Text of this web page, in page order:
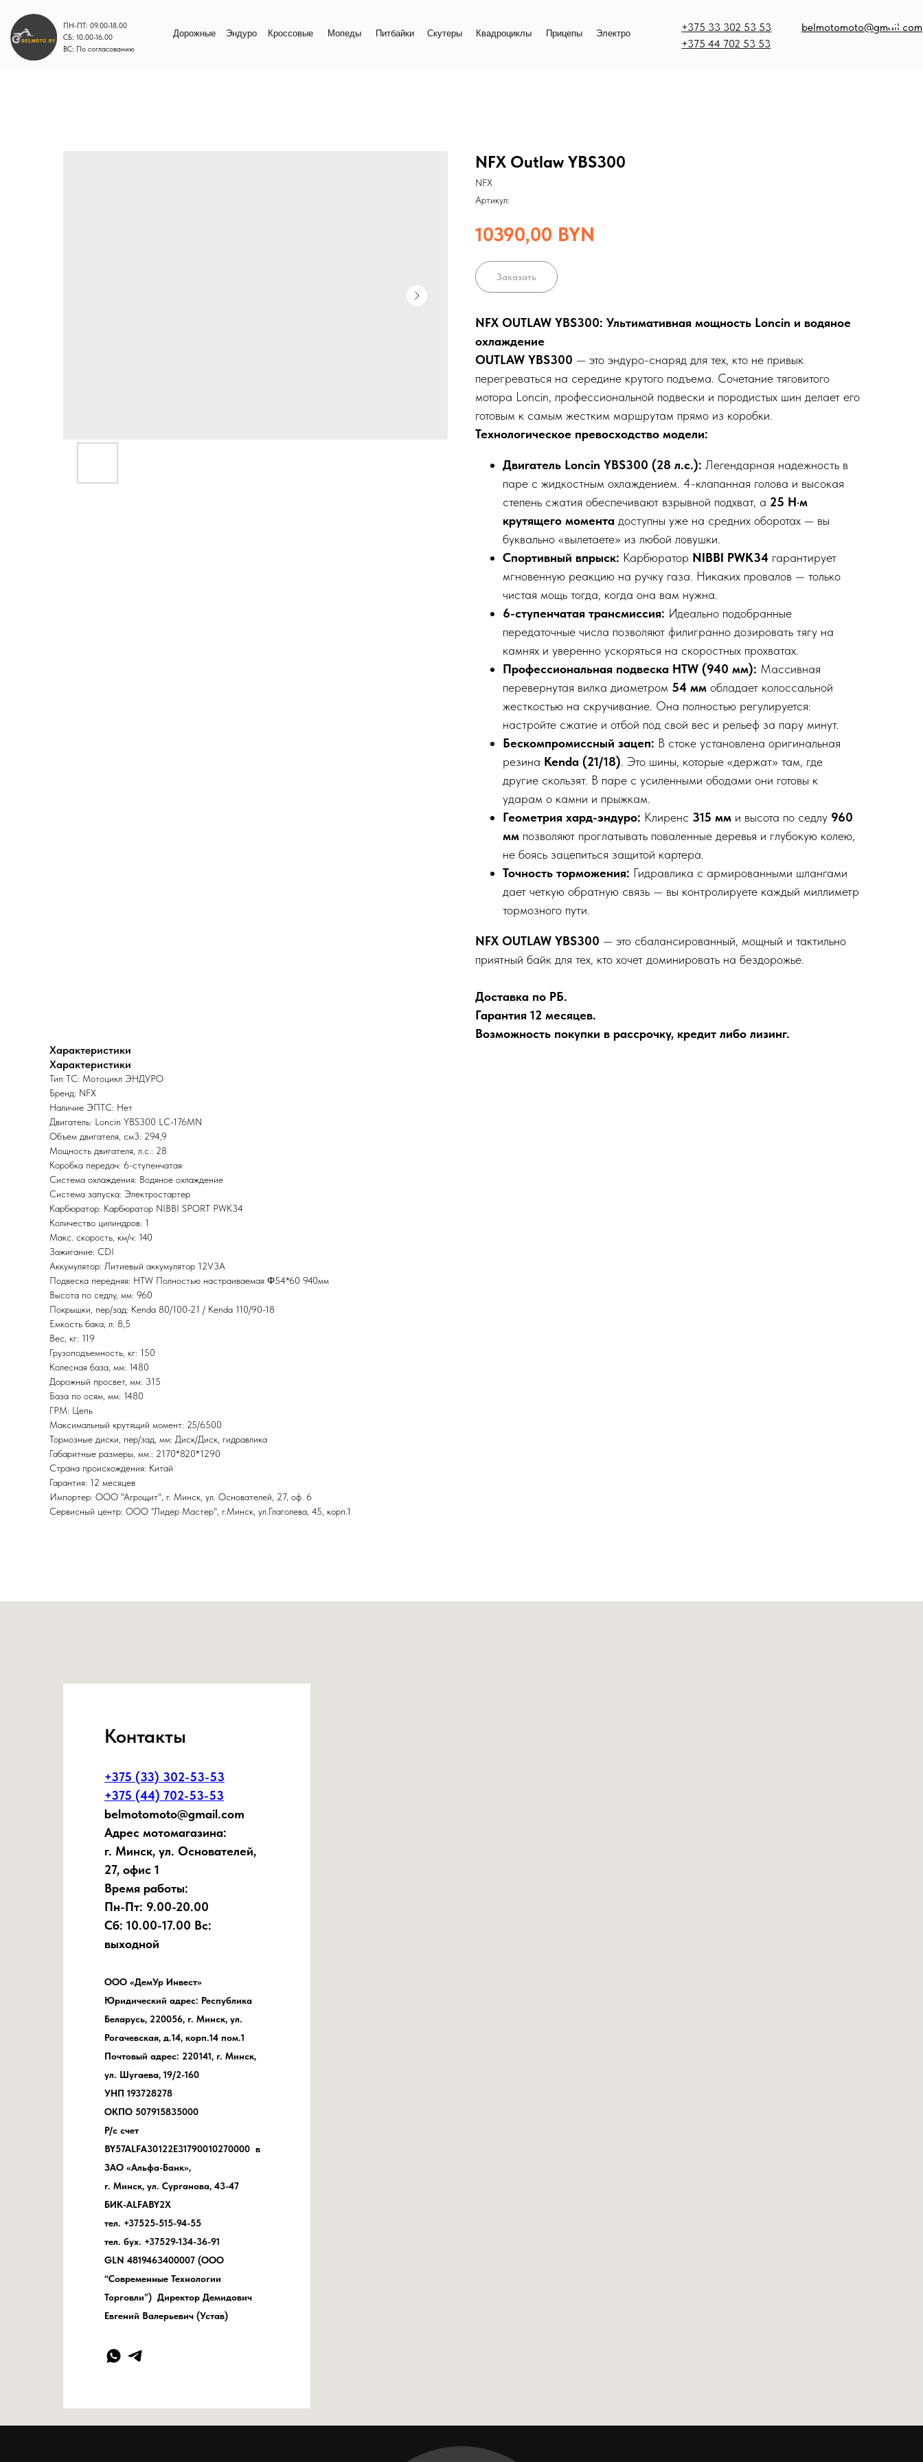
belmotomoto@gmail.com
+375 33 302 53 53
+375 44 702 53 53
ПН-ПТ: 09.00-18.00
СБ: 10.00-16.00
ВС: По согласованию
Дорожные Эндуро Кроссовые Мопеды Электро
Прицепы
Квадроциклы
Скутеры
Питбайки
NFX Outlaw YBS300
NFX
Артикул:
10390,00 BYN
Заказать
NFX OUTLAW YBS300: Ультимативная мощность Loncin и водяное
охлаждение
OUTLAW YBS300 — это эндуро-снаряд для тех, кто не привык
перегреваться на середине крутого подъема. Сочетание тяговитого
мотора Loncin, профессиональной подвески и породистых шин делает его
готовым к самым жестким маршрутам прямо из коробки.
Технологическое превосходство модели:
Двигатель Loncin YBS300 (28 л.с.): Легендарная надежность в
паре с жидкостным охлаждением. 4-клапанная голова и высокая
степень сжатия обеспечивают взрывной подхват, а 25 Н·м
крутящего момента доступны уже на средних оборотах — вы
буквально «вылетаете» из любой ловушки.
Спортивный впрыск: Карбюратор NIBBI PWK34 гарантирует
мгновенную реакцию на ручку газа. Никаких провалов — только
чистая мощь тогда, когда она вам нужна.
6-ступенчатая трансмиссия: Идеально подобранные
передаточные числа позволяют филигранно дозировать тягу на
камнях и уверенно ускоряться на скоростных прохватах.
Профессиональная подвеска HTW (940 мм): Массивная
перевернутая вилка диаметром 54 мм обладает колоссальной
жесткостью на скручивание. Она полностью регулируется:
настройте сжатие и отбой под свой вес и рельеф за пару минут.
Бескомпромиссный зацеп: В стоке установлена оригинальная
резина Kenda (21/18). Это шины, которые «держат» там, где
другие скользят. В паре с усиленными ободами они готовы к
ударам о камни и прыжкам.
Геометрия хард-эндуро: Клиренс 315 мм и высота по седлу 960
мм позволяют проглатывать поваленные деревья и глубокую колею,
не боясь зацепиться защитой картера.
Точность торможения: Гидравлика с армированными шлангами
дает четкую обратную связь — вы контролируете каждый миллиметр
тормозного пути.
NFX OUTLAW YBS300 — это сбалансированный, мощный и тактильно
приятный байк для тех, кто хочет доминировать на бездорожье.
Доставка по РБ.
Гарантия 12 месяцев.
Возможность покупки в рассрочку, кредит либо лизинг.
Характеристики
Характеристики
Тип ТС: Мотоцикл ЭНДУРО
Бренд: NFX
Наличие ЭПТС: Нет
Двигатель: Loncin YBS300 LC-176MN
Объем двигателя, см3: 294,9
Мощность двигателя, л.с.: 28
Коробка передач: 6-ступенчатая
Система охлаждения: Водяное охлаждение
Система запуска: Электростартер
Карбюратор: Карбюратор NIBBI SPORT PWK34
Количество цилиндров: 1
Макс. скорость, км/ч: 140
Зажигание: CDI
Аккумулятор: Литиевый аккумулятор 12V3A
Подвеска передняя: HTW Полностью настраиваемая Φ54*60 940мм
Высота по седлу, мм: 960
Покрышки, пер/зад: Kenda 80/100-21 / Kenda 110/90-18
Емкость бака, л: 8,5
Вес, кг: 119
Грузоподъемность, кг: 150
Колесная база, мм: 1480
Дорожный просвет, мм: 315
База по осям, мм: 1480
ГРМ: Цепь
Максимальный крутящий момент: 25/6500
Тормозные диски, пер/зад, мм: Диск/Диск, гидравлика
Габаритные размеры, мм:: 2170*820*1290
Страна происхождения: Китай
Гарантия: 12 месяцев
Импортер: ООО "Агрощит", г. Минск, ул. Основателей, 27, оф. 6
Сервисный центр: ООО "Лидер Мастер", г.Минск, ул.Глаголева, 45, корп.1
Контакты
+375 (33) 302-53-53
+375 (44) 702-53-53
belmotomoto@gmail.com
Адрес мотомагазина:
г. Минск, ул. Основателей,
27, офис 1
Время работы:
Пн-Пт: 9.00-20.00
Сб: 10.00-17.00 Вс:
выходной
ООО «ДемУр Инвест»
Юридический адрес: Республика
Беларусь, 220056, г. Минск, ул.
Рогачевская, д.14, корп.14 пом.1
Почтовый адрес: 220141, г. Минск,
ул. Шугаева, 19/2-160
УНП 193728278
ОКПО 507915835000
Р/с счет
BY57ALFA30122E31790010270000 в
ЗАО «Альфа-Банк»,
г. Минск, ул. Сурганова, 43-47
БИК-ALFABY2X
тел. +37525-515-94-55
тел. бух. +37529-134-36-91
GLN 4819463400007 (ООО
“Современные Технологии
Торговли”) Директор Демидович
Евгений Валерьевич (Устав)